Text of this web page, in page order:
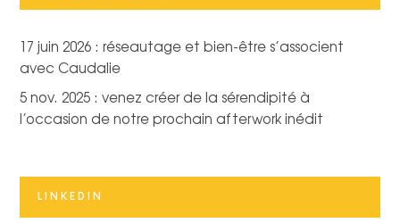
17 juin 2026 : réseautage et bien-être s’associent
avec Caudalie
5 nov. 2025 : venez créer de la sérendipité à
l’occasion de notre prochain afterwork inédit
LINKEDIN